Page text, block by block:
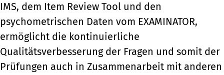
IMS, dem Item Review Tool und den
psychometrischen Daten vom EXAMINATOR,
ermöglicht die kontinuierliche
Qualitätsverbesserung der Fragen und somit der
Prüfungen auch in Zusammenarbeit mit anderen